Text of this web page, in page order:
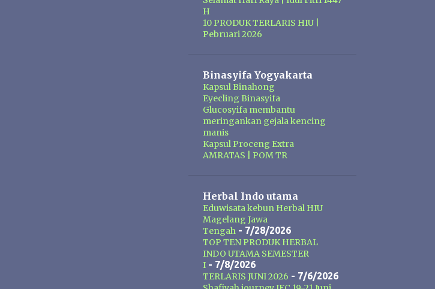
H
10 PRODUK TERLARIS HIU |
Pebruari 2026
Binasyifa Yogyakarta
Kapsul Binahong
Eyecling Binasyifa
Glucosyifa membantu
meringankan gejala kencing
manis
Kapsul Proceng Extra
AMRATAS | POM TR
Herbal Indo utama
Eduwisata kebun Herbal HIU
Magelang Jawa
Tengah - 7/28/2026
TOP TEN PRODUK HERBAL
INDO UTAMA SEMESTER
I- 7/8/2026
TERLARIS JUNI 2026 - 7/6/2026